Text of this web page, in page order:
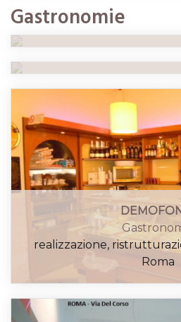
Gastronomie
realizzazione,
realizzazione,
Roma